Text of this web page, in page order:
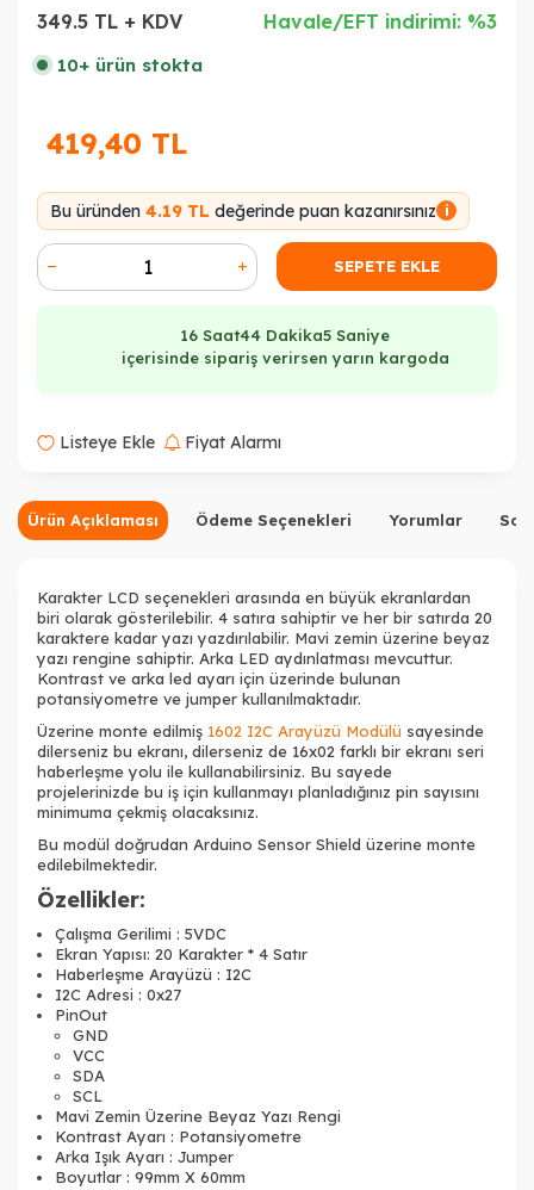
349.5 TL + KDV
Havale/EFT indirimi: %3
10+ ürün stokta
419,40 TL
Bu üründen 4.19 TL değerinde puan kazanırsınız i
SEPETE EKLE
16 Saat44 Dakika4 Saniye
içerisinde sipariş verirsen yarın kargoda
Listeye Ekle Fiyat Alarmı
Ürün Açıklaması Ödeme Seçenekleri Yorumlar
Karakter LCD seçenekleri arasında en büyük ekranlardan
biri olarak gösterilebilir. 4 satıra sahiptir ve her bir satırda 20
karaktere kadar yazı yazdırılabilir. Mavi zemin üzerine beyaz
yazı rengine sahiptir. Arka LED aydınlatması mevcuttur.
Kontrast ve arka led ayarı için üzerinde bulunan
potansiyometre ve jumper kullanılmaktadır.
Üzerine monte edilmiş 1602 I2C Arayüzü Modülü sayesinde
dilerseniz bu ekranı, dilerseniz de 16x02 farklı bir ekranı seri
haberleşmeyolu ile kullanabilirsiniz. Bu sayede
projelerinizde bu iş için kullanmayı planladığınız pin sayısını
minimuma çekmiş olacaksınız.
Bu modül doğrudan Arduino Sensor Shield üzerine monte
edilebilmektedir.
Özellikler:
Çalışma Gerilimi : 5VDC
Ekran Yapısı: 20 Karakter * 4 Satır
Haberleşme Arayüzü : I2C
I2C Adresi : 0x27
PinOut
GND
VCC
SDA
SCL
Mavi Zemin Üzerine Beyaz Yazı Rengi
Kontrast Ayarı : Potansiyometre
Arka Işık Ayarı : Jumper
Boyutlar : 99mm X 60mm